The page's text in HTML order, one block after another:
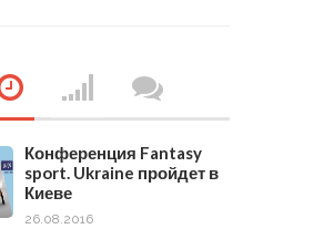
Конференция Fantasy
sport. Ukraine пройдет в
Киеве
26.08.2016